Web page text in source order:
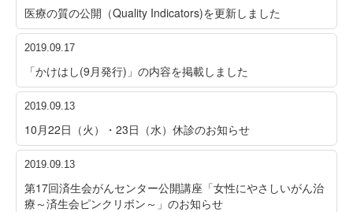
医療の質の公開（Quality Indicators)を更新しました
2019.09.17
「かけはし(9月発行)」の内容を掲載しました
2019.09.13
10月22日（火）・23日（水）休診のお知らせ
2019.09.13
第17回済生会がんセンター公開講座「女性にやさしいがん治
療～済生会ピンクリボン～」のお知らせ